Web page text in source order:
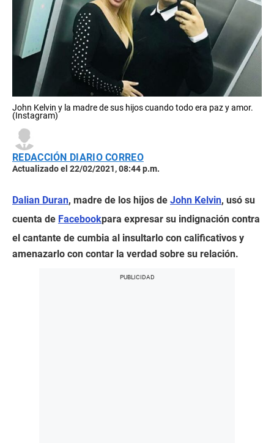
John Kelvin y la madre de sus hijos cuando todo era paz y amor.
(Instagram)
REDACCIÓN DIARIO CORREO
Actualizado el 22/02/2021, 08:44 p.m.
Dalian Duran, madre de los hijos de John Kelvin, usó su
cuenta de Facebookpara expresar su indignación contra
el cantante de cumbia al insultarlo con calificativos y
amenazarlo con contar la verdad sobre su relación.